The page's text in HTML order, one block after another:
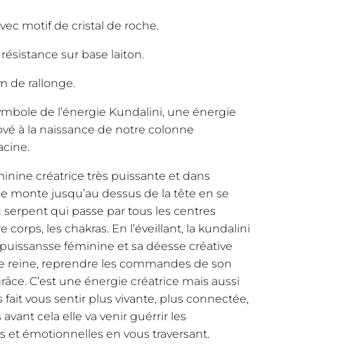
:
actuel
est :
45,00€.
motif de cristal de roche.
sur base laiton.
de rallonge.
de l’énergie Kundalini, une énergie
à la naissance de notre colonne
créatrice très puissante et dans
monte jusqu’au dessus de la tête en se
qui passe par tous les centres
les chakras. En l’éveillant, la kundalini
féminine et sa déesse créative
reine, reprendre les commandes de son
C’est une énergie créatrice mais aussi
fait vous sentir plus vivante, plus connectée,
cela elle va venir guérrir les
et émotionnelles en vous traversant.